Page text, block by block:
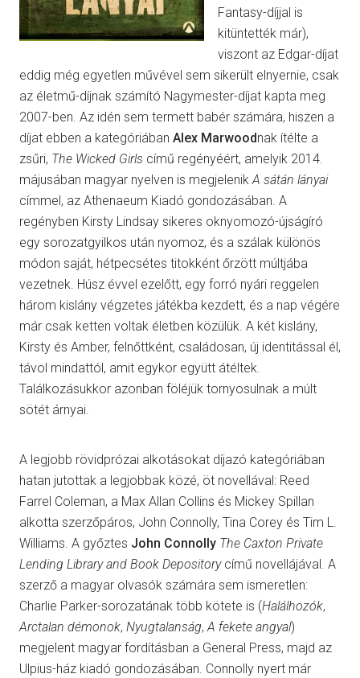
Fantasy-díjjal is
kitüntették már),
viszont az Edgar-díjat
eddig még egyetlen művével sem sikerült elnyernie, csak
az életmű-díjnak számító Nagymester-díjat kapta meg
2007-ben. Az idén sem termett babér számára, hiszen a
díjat ebben a kategóriában Alex Marwoodnak ítélte a
zsűri, The Wicked Girls című regényéért, amelyik 2014.
májusában magyar nyelven is megjelenikA sátán lányai
címmel, az Athenaeum Kiadó gondozásában. A
regényben Kirsty Lindsay sikeres oknyomozó-újságíró
egy sorozatgyilkos után nyomoz, és a szálak különös
módon saját, hétpecsétes titokként őrzött múltjába
vezetnek. Húsz évvel ezelőtt, egy forró nyári reggelen
három kislány végzetes játékba kezdett, és a nap végére
már csak ketten voltak életben közülük. A két kislány,
Kirsty és Amber, felnőttként, családosan, új identitással él,
távol mindattól, amit egykor együtt átéltek.
Találkozásukkor azonban föléjük tornyosulnak a múlt
sötét árnyai.
A legjobb rövidprózai alkotásokat díjazó kategóriában
hatan jutottak a legjobbak közé, öt novellával: Reed
Farrel Coleman, a Max Allan Collins és Mickey Spillan
alkotta szerzőpáros, John Connolly, Tina Corey és Tim L.
Williams. A győztes John Connolly The Caxton Private
Lending Library and Book Depositorycímű novellájával. A
szerző a magyar olvasók számára sem ismeretlen:
Charlie Parker-sorozatának több kötete is (Halálhozók,
Arctalan démonok, Nyugtalanság,A fekete angyal)
megjelent magyar fordításban a General Press, majd az
Ulpius-ház kiadó gondozásában. Connolly nyert már